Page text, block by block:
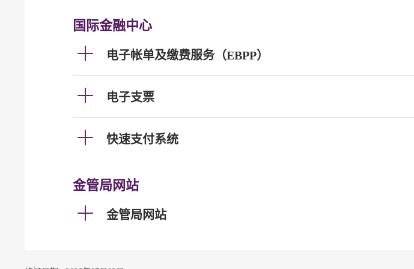
国际金融中心
电子帐单及缴费服务（EBPP）
电子支票
快速支付系统
金管局网站
金管局网站